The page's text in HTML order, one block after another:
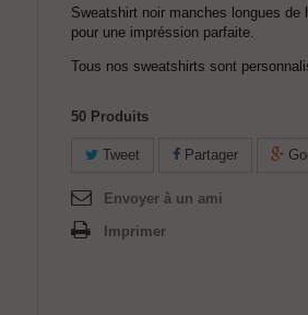
Sweatshirt noir manches longues de
pour une impréssion parfaite.
Tous nos sweatshirts sont
50 Produits
Tweet Partager
Envoyer à un ami
Imprimer